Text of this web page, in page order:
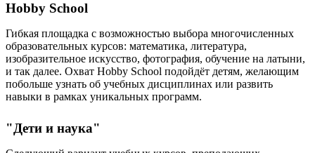
Hobby School
Гибкая площадка с возможностью выбора многочисленных
образовательных курсов: математика, литература,
изобразительное искусство, фотография, обучение на латыни,
и так далее. Охват Hobby School подойдёт детям, желающим
побольше узнать об учебных дисциплинах или развить
навыки в рамках уникальных программ.
"Дети и наука"